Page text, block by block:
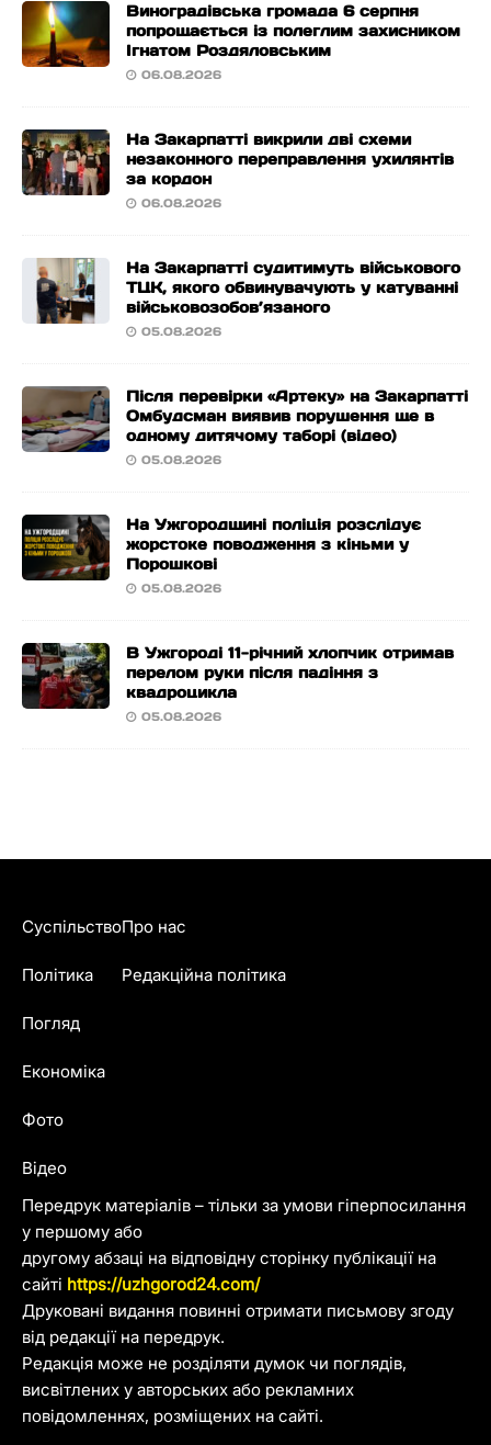
Виноградівська громада 6 серпня
попрощається із полеглим захисником
Ігнатом Роздяловським
06.08.2026
На Закарпатті викрили дві схеми
незаконного переправлення ухилянтів
за кордон
06.08.2026
На Закарпатті судитимуть військового
ТЦК, якого обвинувачують у катуванні
військовозобов’язаного
05.08.2026
Після перевірки «Артеку» на Закарпатті
Омбудсман виявив порушення ще в
одному дитячому таборі (відео)
05.08.2026
На Ужгородщині поліція розслідує
жорстоке поводження з кіньми у
Порошкові
05.08.2026
В Ужгороді 11-річний хлопчик отримав
перелом руки після падіння з
квадроцикла
05.08.2026
Передрук матеріалів – тільки за умови гіперпосилання
у першому або
другому абзаці на відповідну сторінку публікації на
сайті https://uzhgorod24.com/
Друковані видання повинні отримати письмову згоду
від редакції на передрук.
Редакція може не розділяти думок чи поглядів,
висвітлених у авторських або рекламних
повідомленнях, розміщених на сайті.
Суспільство
Політика
Погляд
Економіка
Фото
Відео
Про нас
Редакційна політика